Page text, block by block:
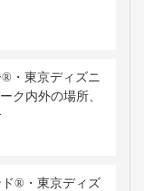
®・東京ディズニ
ク内外の場所、
ド®・東京ディズ